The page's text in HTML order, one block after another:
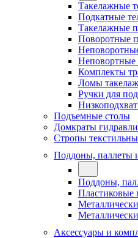
Такелажные
Подкатные
Такелажные
Поворотные
Неповортные
Комплекты
Ломы
Ручки для
Подъемные столы
Домкраты
Стропы
Поддоны, паллеты
Поддоны,
Пластиковые
Аксессуары и